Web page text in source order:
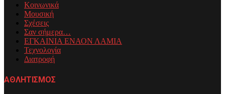
Κοινωνικά
Μουσική
Σχέσεις
Σαν σήμερα…
ΕΓΚΑΙΝΙΑ ΕΝΑΟΝ ΛΑΜΙΑ
Τεχνολογία
Διατροφή
ΑΘΛΗΤΙΣΜΟΣ